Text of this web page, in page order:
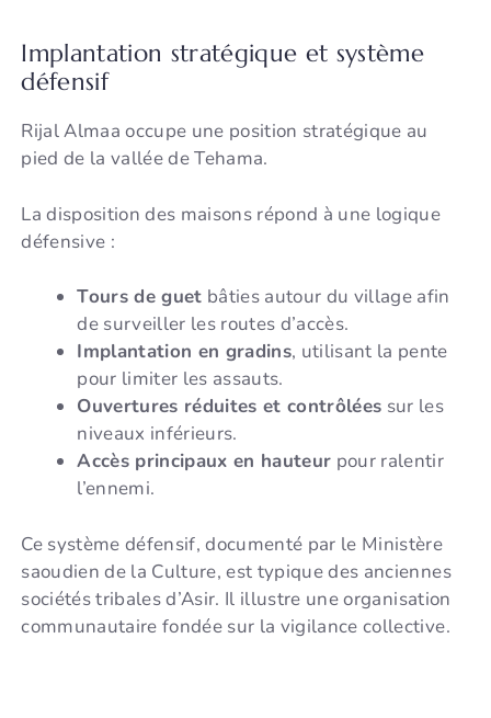
Implantation stratégique et système
défensif
Rijal Almaa occupe une position stratégique au
pied de la vallée de Tehama.
La disposition des maisons répond à une logique
défensive :
Tours de guet bâties autour du village afin
de surveiller les routes d’accès.
Implantation en gradins, utilisant la pente
pour limiter les assauts.
Ouvertures réduites et contrôlées sur les
niveaux inférieurs.
Accès principaux en hauteur pour ralentir
l’ennemi.
Ce système défensif, documenté par le Ministère
saoudien de la Culture, est typique des anciennes
sociétés tribales d’Asir. Il illustre une organisation
communautaire fondée sur la vigilance collective.